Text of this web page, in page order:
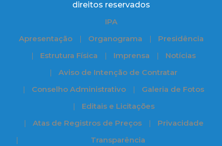
direitos reservados
IPA
Apresentação
Organograma
Presidência
Estrutura Física
Imprensa
Notícias
Aviso de Intenção de Contratar
Conselho Administrativo
Galeria de Fotos
Editais e Licitações
Atas de Registros de Preços
Privacidade
Transparência